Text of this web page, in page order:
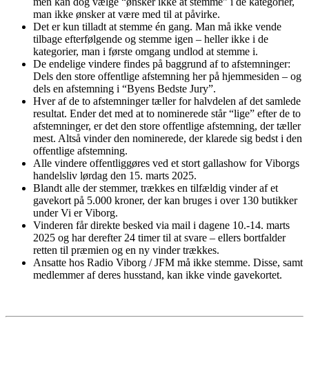
man ikke ønsker at være med til at påvirke.
Det er kun tilladt at stemme én gang. Man må ikke vende
tilbage efterfølgende og stemme igen – heller ikke i de
kategorier, man i første omgang undlod at stemme i.
De endelige vindere findes på baggrund af to afstemninger:
Dels den store offentlige afstemning her på hjemmesiden – og
dels en afstemning i “Byens Bedste Jury”.
Hver af de to afstemninger tæller for halvdelen af det samlede
resultat. Ender det med at to nominerede står “lige” efter de to
afstemninger, er det den store offentlige afstemning, der tæller
mest. Altså vinder den nominerede, der klarede sig bedst i den
offentlige afstemning.
Alle vindere offentliggøres ved et stort gallashow for Viborgs
handelsliv lørdag den 15. marts 2025.
Blandt alle der stemmer, trækkes en tilfældig vinder af et
gavekort på 5.000 kroner, der kan bruges i over 130 butikker
under Vi er Viborg.
Vinderen får direkte besked via mail i dagene 10.-14. marts
2025 og har derefter 24 timer til at svare – ellers bortfalder
retten til præmien og en ny vinder trækkes.
Ansatte hos Radio Viborg / JFM må ikke stemme. Disse, samt
medlemmer af deres husstand, kan ikke vinde gavekortet.